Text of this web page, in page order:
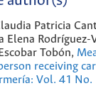
Patricia
Elena Rodríguez-
Tobón,
receiving
Vol. 41